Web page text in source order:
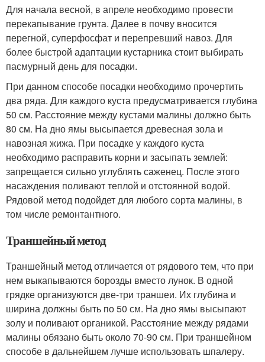
Для начала весной, в апреле необходимо провести
перекапывание грунта. Далее в почву вносится
перегной, суперфосфат и перепревший навоз. Для
более быстрой адаптации кустарника стоит выбирать
пасмурный день для посадки.
При данном способе посадки необходимо прочертить
два ряда. Для каждого куста предусматривается глубина
50 см. Расстояние между кустами малины должно быть
80 см. На дно ямы высыпается древесная зола и
навозная жижа. При посадке у каждого куста
необходимо расправить корни и засыпать землей:
запрещается сильно углублять саженец. После этого
насаждения поливают теплой и отстоянной водой.
Рядовой метод подойдет для любого сорта малины, в
том числе ремонтантного.
Траншейный метод
Траншейный метод отличается от рядового тем, что при
нем выкапываются борозды вместо лунок. В одной
грядке организуются две-три траншеи. Их глубина и
ширина должны быть по 50 см. На дно ямы высыпают
золу и поливают органикой. Расстояние между рядами
малины обязано быть около 70-90 см. При траншейном
способе в дальнейшем лучше использовать шпалеру.